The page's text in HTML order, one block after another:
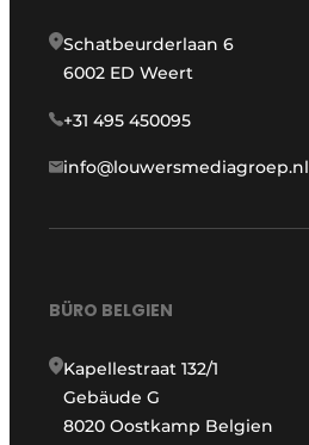
Schatbeurderlaan 6
6002 ED Weert
+31 495 450095
info@louwersmediagroep.nl
BÜRO BELGIEN
Kapellestraat 132/1
Gebäude G
8020 Oostkamp Belgien